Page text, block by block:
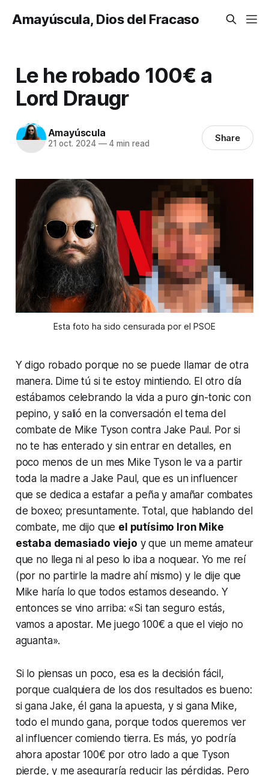
Amayúscula, Dios del Fracaso
Le he robado 100€ a
Lord Draugr
Amayúscula
21 oct. 2024 —4 min read Share
Esta foto ha sido censurada por el PSOE
Y digo robado porque no se puede llamar de otra
manera. Dime tú si te estoy mintiendo. El otro día
estábamos celebrando la vida a puro gin-tonic con
pepino, y salió en la conversación el tema del
combate de Mike Tyson contra Jake Paul. Por si
no te has enterado y sin entrar en detalles, en
poco menos de un mes Mike Tyson le va a partir
toda la madre a Jake Paul, que es uninfluencer
que se dedica a estafar a peña y amañar combates
de boxeo; presuntamente. Total, que hablando del
combate, me dijo que el putísimo Iron Mike
estaba demasiado viejo y que un memeamateur
que no llega ni al peso lo iba a noquear. Yo me reí
(por no partirle la madre ahí mismo) y le dije que
Mike haría lo que todos estamos deseando. Y
entonces se vino arriba: «Si tan seguro estás,
vamos a apostar. Me juego 100€ a que el viejo no
aguanta».
Si lo piensas un poco, esa es la decisión fácil,
porque cualquiera de los dos resultados es bueno:
si gana Jake, él gana la apuesta, y si gana Mike,
todo el mundo gana, porque todos queremos ver
alinfluencercomiendo tierra. Es más, yo podría
ahora apostar 100€ por otro lado a que Tyson
pierde, y me aseguraría reducir las pérdidas. Pero